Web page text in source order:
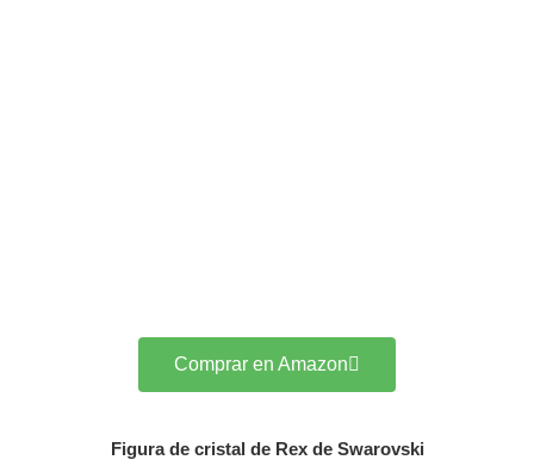
Comprar en Amazon
Figura de cristal de Rex de Swarovski